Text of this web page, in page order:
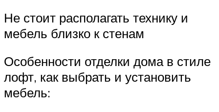
Не стоит располагать технику и
мебель близко к стенам
Особенности отделки дома в стиле
лофт, как выбрать и установить
мебель: